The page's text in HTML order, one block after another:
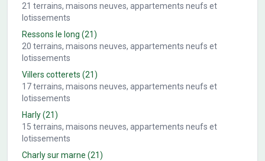
21 terrains, maisons neuves, appartements neufs et
lotissements
Ressons le long (21)
20 terrains, maisons neuves, appartements neufs et
lotissements
Villers cotterets (21)
17terrains, maisons neuves, appartements neufs et
lotissements
Harly(21)
15 terrains, maisons neuves, appartements neufs et
lotissements
Charly sur marne (21)